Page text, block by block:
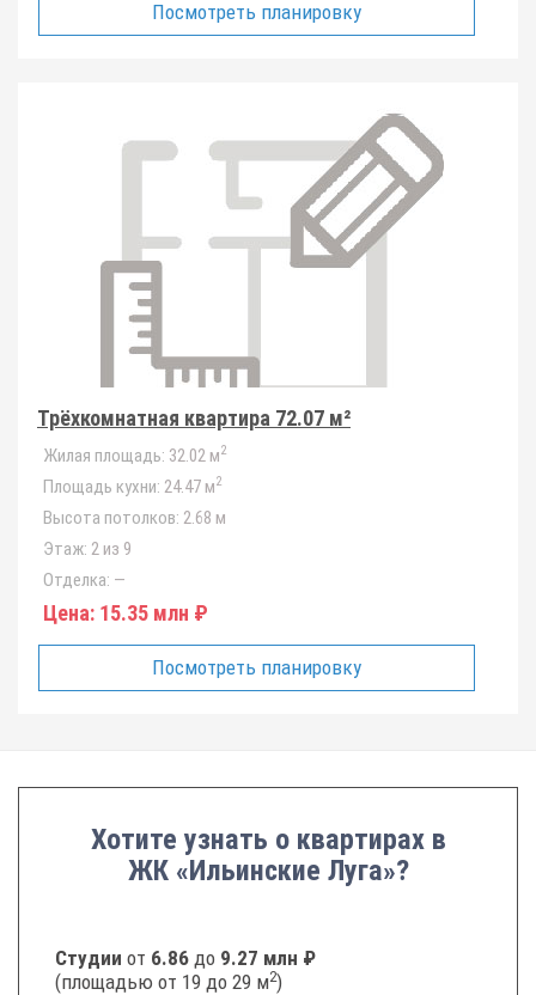
Посмотреть планировку
Трёхкомнатная квартира 72.07 м²
Жилая площадь: 32.02 м2
Площадь кухни: 24.47 м2
Высота потолков: 2.68 м
Этаж: 2 из 9
Отделка: —
Цена: 15.35 млн ₽
Посмотреть планировку
Хотите узнать о квартирах в
ЖК «Ильинские Луга»?
Студии от 6.86 до 9.27 млн ₽
(площадью от 19 до 29 м2)